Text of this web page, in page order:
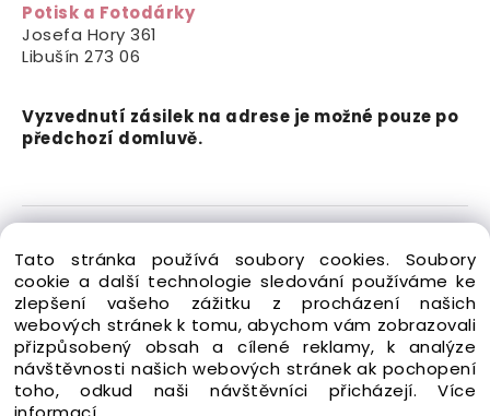
Potisk a Fotodárky
Josefa Hory 361
Libušín 273 06
Vyzvednutí zásilek na adrese je možné pouze po
předchozí domluvě.
práva vyhrazena.
Vytvořeno systémem ClickEshop.cz
Tato stránka používá soubory cookies. Soubory
cookie a další technologie sledování používáme ke
zlepšení vašeho zážitku z procházení našich
webových stránek k tomu, abychom vám zobrazovali
přizpůsobený obsah a cílené reklamy, k analýze
návštěvnosti našich webových stránek ak pochopení
toho, odkud naši návštěvníci přicházejí.Více